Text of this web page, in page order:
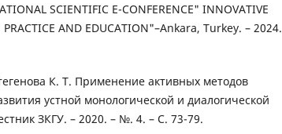
SCIENTIFIC E-CONFERENCE" INNOVATIVE
PRACTICE AND EDUCATION"–Ankara, Turkey. – 2024.
К. Т. Применение активных методов
устной монологической и диалогической
ЗКГУ. – 2020. – №. 4. – С. 73-79.